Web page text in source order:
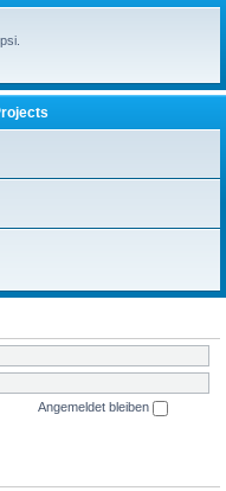
Angemeldet bleiben